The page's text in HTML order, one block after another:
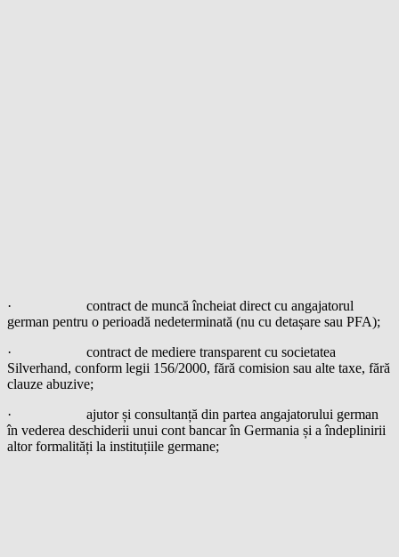
· contract de muncă încheiat direct cu angajatorul
german pentru o perioadă nedeterminată (nu cu detașare sau PFA);
· contract de mediere transparent cu societatea
Silverhand, conform legii 156/2000, fără comision sau alte taxe, fără
clauze abuzive;
· ajutor și consultanță din partea angajatorului german
în vederea deschiderii unui cont bancar în Germania și a îndeplinirii
altor formalități la instituțiile germane;